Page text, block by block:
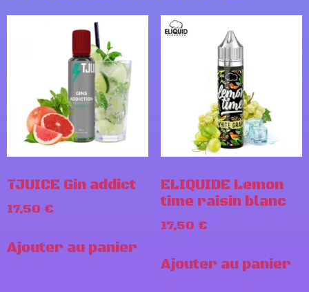
TJUICE Gin addict
17,50 €
Ajouter au panier
ELIQUIDE Lemon
time raisin blanc
17,50 €
Ajouter au panier